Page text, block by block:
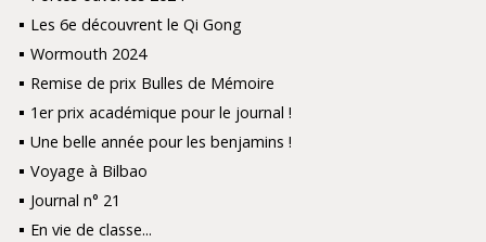
Les 6e découvrent le Qi Gong
Wormouth 2024
Remise de prix Bulles de Mémoire
1er prix académique pour le journal !
Une belle année pour les benjamins !
Voyage à Bilbao
Journal n° 21
En vie de classe...